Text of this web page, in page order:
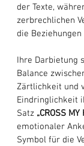
der Texte,
zerbrechlichen
die
Ihre Darbietung
Balance
Zärtlichkeit und
Eindringlichkeit
Satz „CROSS MY
emotionaler
Symbol für die